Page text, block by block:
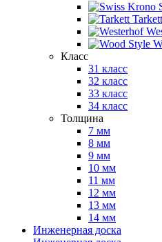
Tarkett
Класс
31 класс
32 класс
33 класс
34 класс
Толщина
7 мм
8 мм
9 мм
10 мм
11 мм
12 мм
13 мм
14 мм
Инженерная доска